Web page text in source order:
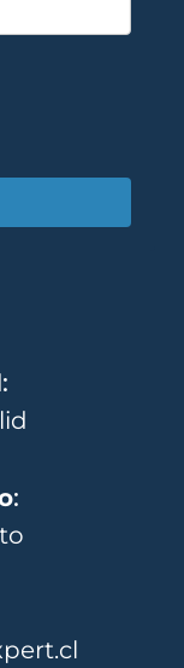
:
: